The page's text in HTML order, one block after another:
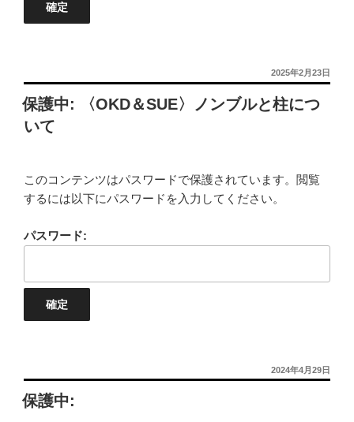
投
稿
日:
2025年2月23日
保護中: 〈OKD＆SUE〉ノンブルと柱につ
いて
このコンテンツはパスワードで保護されています。閲覧
するには以下にパスワードを入力してください。
パスワード:
投
稿
2024年4月29日
保護中: